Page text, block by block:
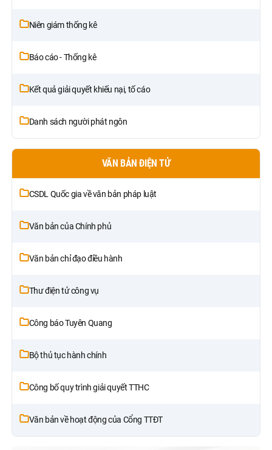
Niên giám thống kê
Báo cáo - Thống kê
Kết quả giải quyết khiếu nại, tố cáo
Danh sách người phát ngôn
VĂN BẢN ĐIỆN TỬ
CSDL Quốc gia về văn bản pháp luật
Văn bản của Chính phủ
Văn bản chỉ đạo điều hành
Thư điện tử công vụ
Công báo Tuyên Quang
Bộ thủ tục hành chính
Công bố quy trình giải quyết TTHC
Văn bản về hoạt động của Cổng TTĐT